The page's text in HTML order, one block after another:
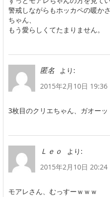
警戒しながらもホッカペの暖か
ちゃん、
もう愛らしくてたまりません。
匿名
より:
2015年2月10日 19:36
3枚目のクリエちゃん、ガオーッ
Ｌｅｏ
より:
2015年2月10日 20:24
モアレさん、むっすーｗｗｗ